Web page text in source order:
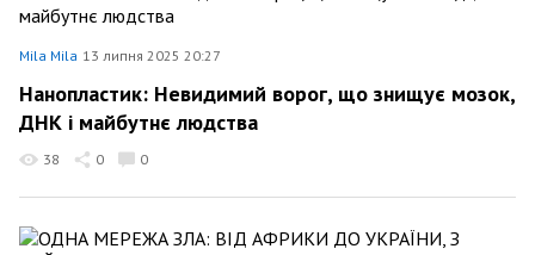
Mila Mila 13 липня 2025 20:27
Нанопластик: Невидимий ворог, що знищує мозок,
ДНК і майбутнє людства
38 0 0